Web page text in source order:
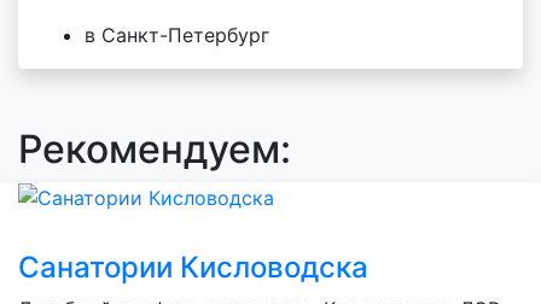
в Санкт-Петербург
Рекомендуем:
Санатории Кисловодска